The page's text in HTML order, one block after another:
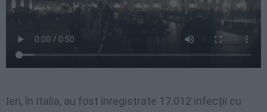
Ieri, în Italia, au fost înregistrate 17.012 infecții cu